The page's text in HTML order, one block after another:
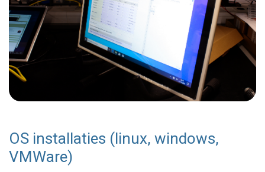
OS installaties (linux, windows,
VMWare)